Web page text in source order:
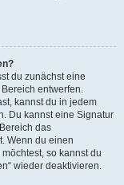
du zunächst eine
entwerfen.
kannst du in jedem
Du kannst eine Signatur
das
Wenn du einen
so kannst du
wieder deaktivieren.